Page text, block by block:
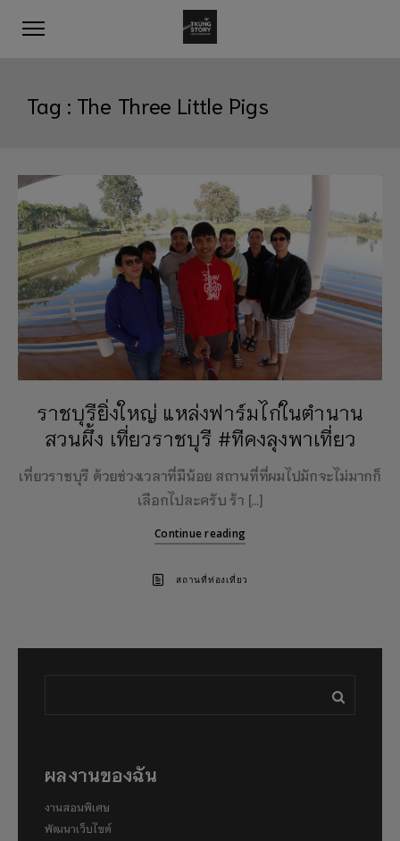
Tag : The Three Little Pigs
ราชบุรียิ่งใหญ่ แหล่งฟาร์มไก่ในตำนาน
สวนผึ้ง เที่ยวราชบุรี #ทีคงลุงพาเที่ยว
เที่ยวราชบุรี ด้วยช่วงเวลาที่มีน้อย สถานที่ที่ผมไปมักจะไม่มากก็
เลือกไปละครับ ร้า […]
Continue reading
สถานที่ท่องเที่ยว
ผลงานของฉัน
งานสอนพิเศษ
พัฒนาเว็บไซต์